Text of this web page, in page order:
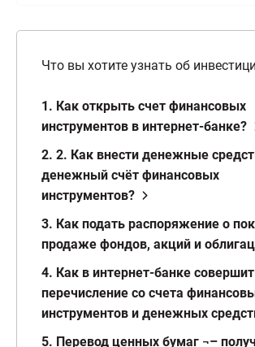
Что вы хотите узнать об
1. Как открыть счет финансовых
инструментов в интернет-банке?
2. 2. Как внести денежные
денежный счёт финансовых
инструментов?
3. Как подать распоряжение о
продаже фондов, акций и
4. Как в интернет-банке
перечисление со счета
инструментов и денежных
5. Перевод ценных бумаг ¬–